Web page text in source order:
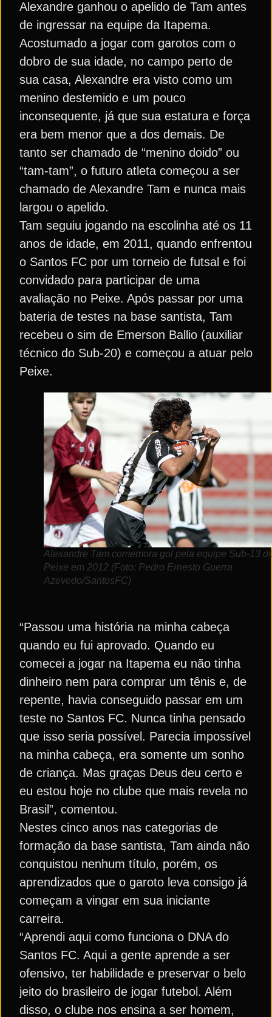
Alexandre ganhou o apelido de Tam antes
de ingressar na equipe da Itapema.
Acostumado a jogar com garotos com o
dobro de sua idade, no campo perto de
sua casa, Alexandre era visto como um
menino destemido e um pouco
inconsequente, já que sua estatura e força
era bem menor que a dos demais. De
tanto ser chamado de “menino doido” ou
“tam-tam”, o futuro atleta começou a ser
chamado de Alexandre Tam e nunca mais
largou o apelido.
Tam seguiu jogando na escolinha até os 11
anos de idade, em 2011, quando enfrentou
o Santos FC por um torneio de futsal e foi
convidado para participar de uma
avaliação no Peixe. Após passar por uma
bateria de testes na base santista, Tam
recebeu o sim de Emerson Ballio (auxiliar
técnico do Sub-20) e começou a atuar pelo
Peixe.
Alexandre Tam comemora gol pela equipe Sub-13
Peixe em 2012 (Foto: Pedro Ernesto Guerra
Azevedo/SantosFC)
“Passou uma história na minha cabeça
quando eu fui aprovado. Quando eu
comecei a jogar na Itapema eu não tinha
dinheiro nem para comprar um tênis e, de
repente, havia conseguido passar em um
teste no Santos FC. Nunca tinha pensado
que isso seria possível. Parecia impossível
na minha cabeça, era somente um sonho
de criança. Mas graças Deus deu certo e
eu estou hoje no clube que mais revela no
Brasil”, comentou.
Nestes cinco anos nas categorias de
formação da base santista, Tam ainda não
conquistou nenhum título, porém, os
aprendizados que o garoto leva consigo já
começam a vingar em sua iniciante
carreira.
“Aprendi aqui como funciona o DNA do
Santos FC. Aqui a gente aprende a ser
ofensivo, ter habilidade e preservar o belo
jeito do brasileiro de jogar futebol. Além
disso, o clube nos ensina a ser homem,